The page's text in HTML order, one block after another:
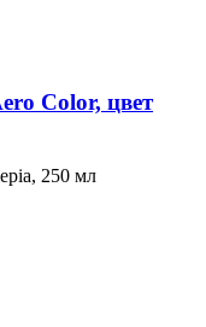
Color, цвет
250 мл